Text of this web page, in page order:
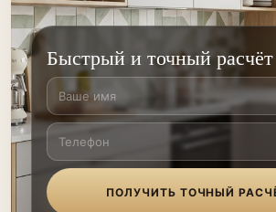
Быстрый и точный расчёт
ПОЛУЧИТЬ ТОЧНЫЙ